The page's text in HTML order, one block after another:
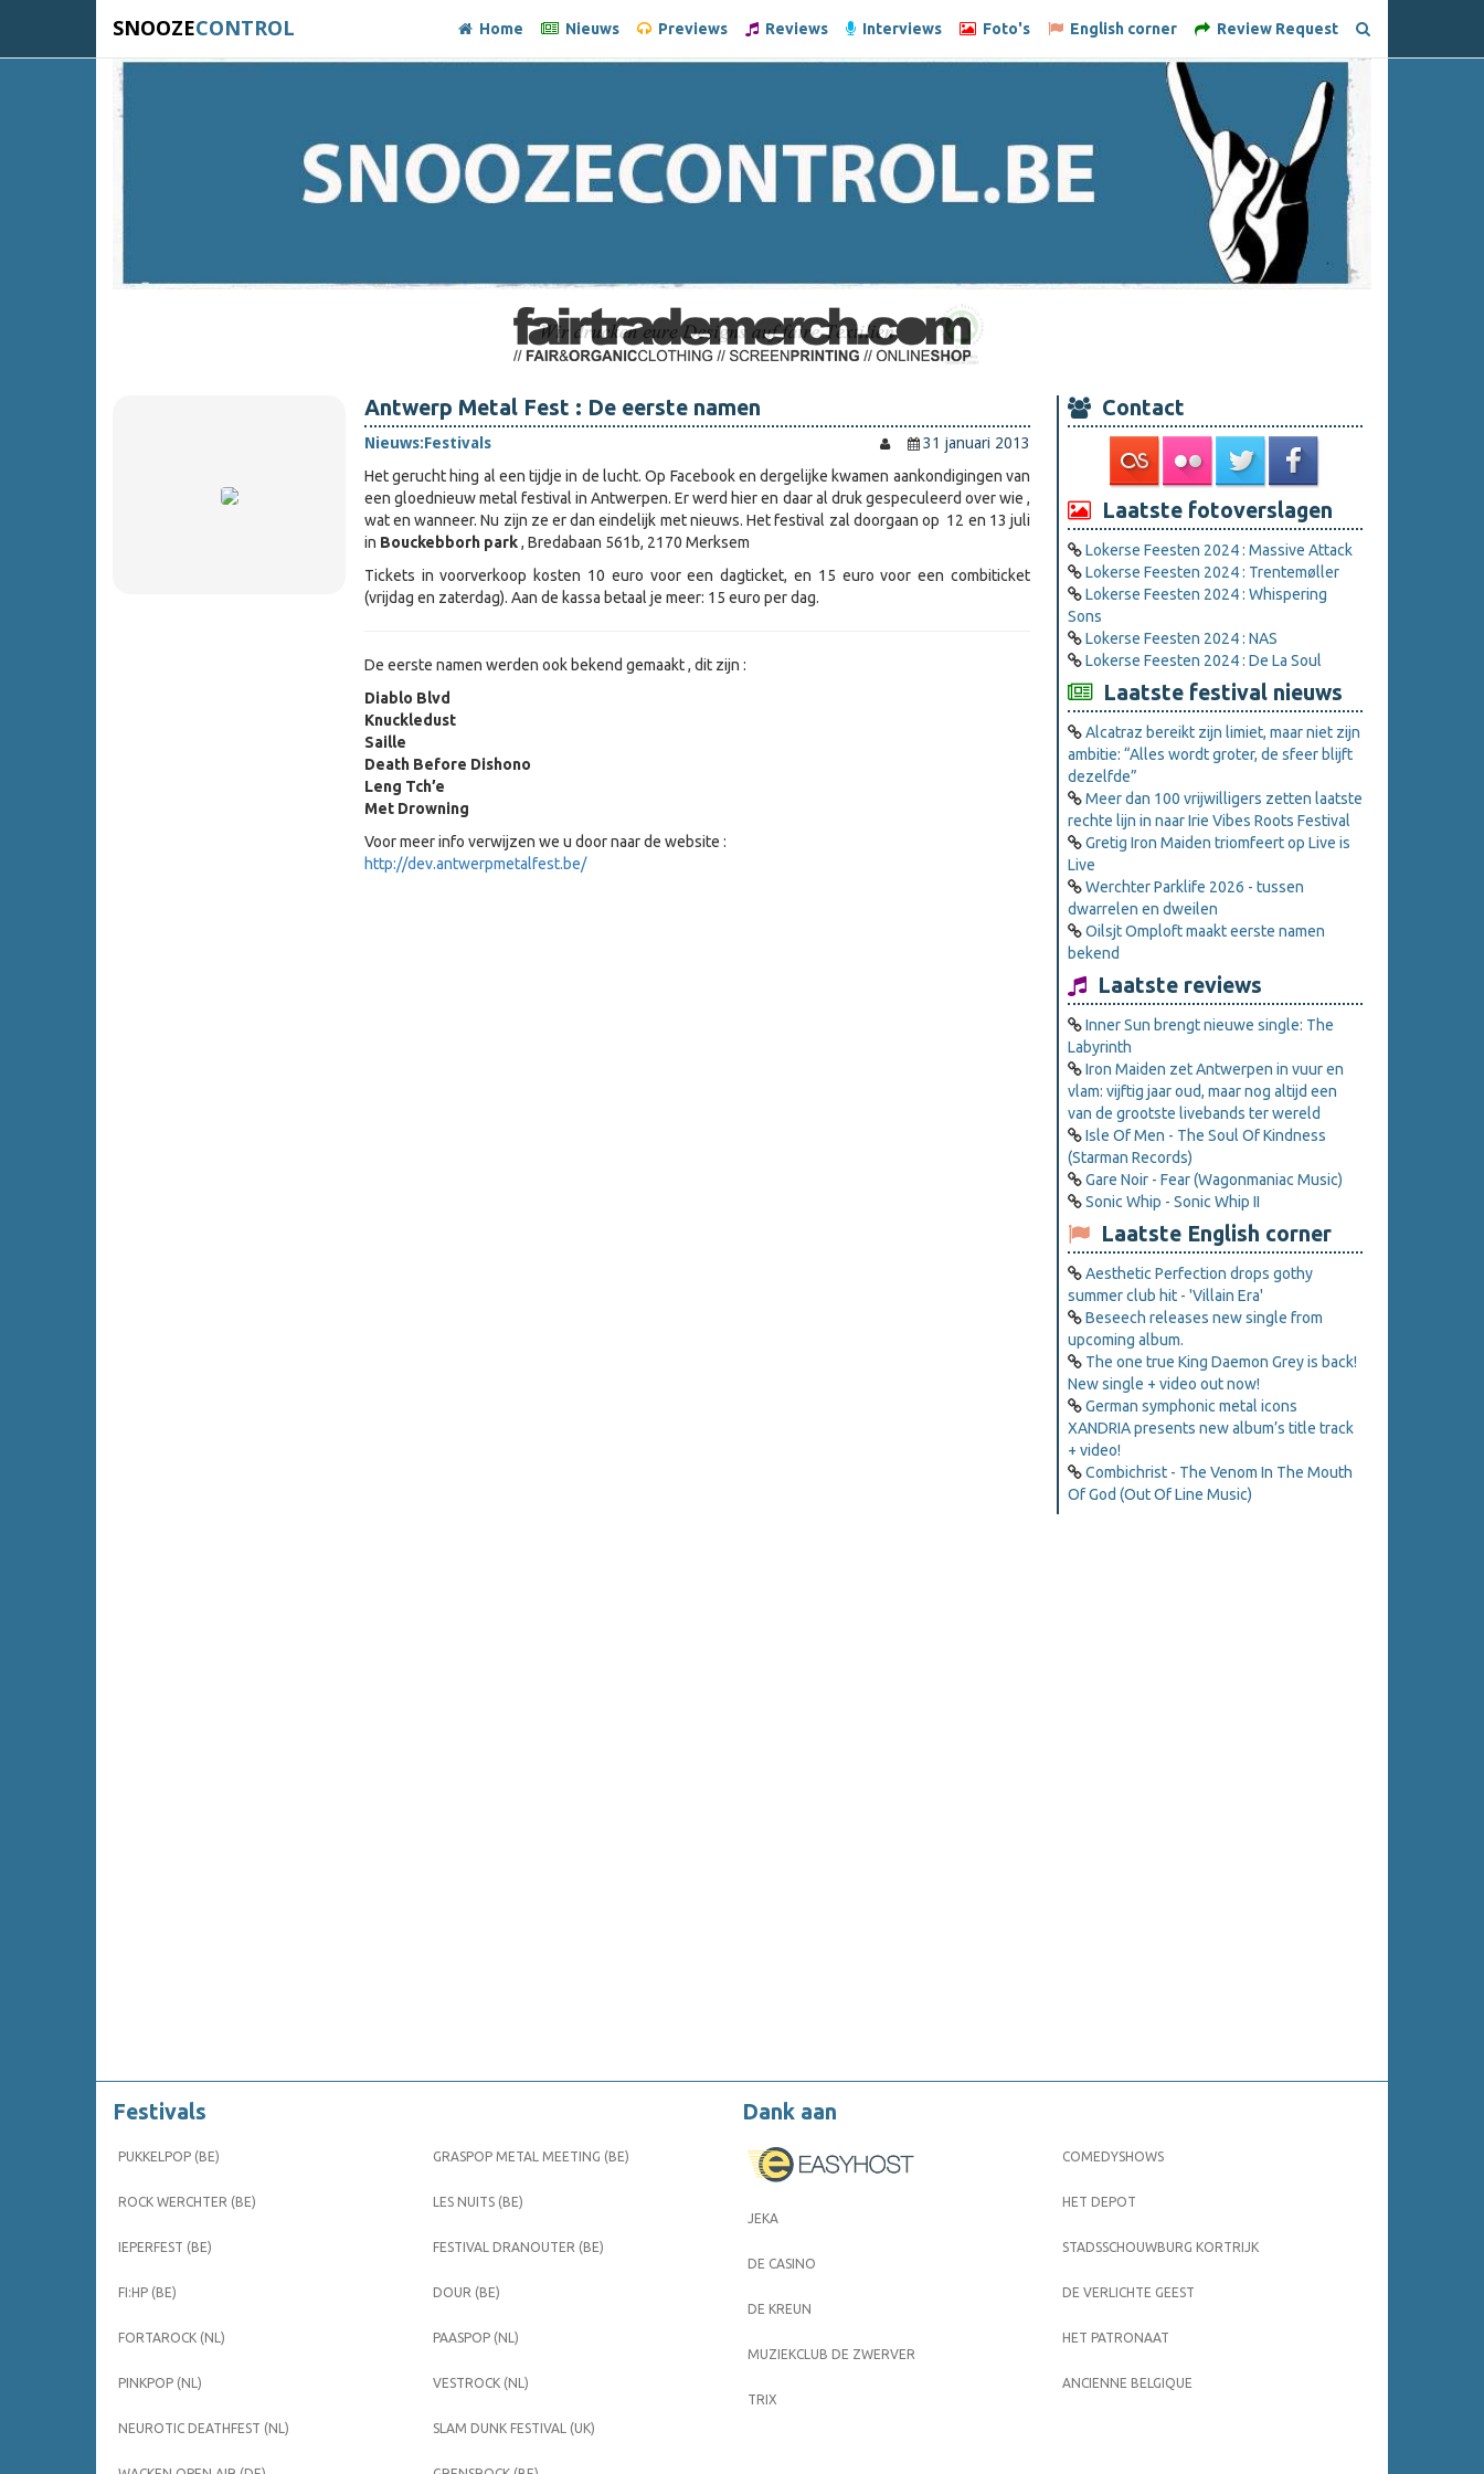
SNOOZECONTROL Home Nieuws Previews Reviews Interviews Foto's English corner Review Request
Antwerp Metal Fest : De eerste namen
Nieuws:Festivals
31 januari 2013
Het gerucht hing al een tijdje in de lucht. Op Facebook en dergelijke kwamen aankondigingen van
een gloednieuw metal festival in Antwerpen. Er werd hier en daar al druk gespeculeerd over wie ,
wat en wanneer. Nu zijn ze er dan eindelijk met nieuws. Het festival zal doorgaan op 12 en 13 juli
in Bouckebborh park, Bredabaan 561b, 2170 Merksem
Tickets in voorverkoop kosten 10 euro voor een dagticket, en 15 euro voor een combiticket
(vrijdag en zaterdag). Aan de kassa betaal je meer: 15 euro per dag.
De eerste namen werden ook bekend gemaakt , dit zijn :
Diablo Blvd
Knuckledust
Saille
Death Before Dishono
Leng Tch’e
Met Drowning
Voor meer info verwijzen we u door naar de website :
http://dev.antwerpmetalfest.be/
Contact
Laatste fotoverslagen
Lokerse Feesten 2024 : Massive Attack
Lokerse Feesten 2024 : Trentemøller
Lokerse Feesten 2024 : Whispering
Sons
Lokerse Feesten 2024 : NAS
Lokerse Feesten 2024 : De La Soul
Laatste festival nieuws
Alcatraz bereikt zijn limiet, maar niet zijn
ambitie: “Alles wordt groter, de sfeer blijft
dezelfde”
Meer dan 100 vrijwilligers zetten laatste
rechte lijn in naar Irie Vibes Roots Festival
Gretig Iron Maiden triomfeert op Live is
Live
Werchter Parklife 2026 - tussen
dwarrelen en dweilen
Oilsjt Omploft maakt eerste namen
bekend
Laatste reviews
Inner Sun brengt nieuwe single: The
Labyrinth
Iron Maiden zet Antwerpen in vuur en
vlam: vijftig jaar oud, maar nog altijd een
van de grootste livebands ter wereld
Isle Of Men - The Soul Of Kindness
(Starman Records)
Gare Noir - Fear (Wagonmaniac Music)
Sonic Whip - Sonic Whip II
Laatste English corner
Aesthetic Perfection drops gothy
summer club hit - 'Villain Era'
Beseech releases new single from
upcoming album.
The one true King Daemon Grey is back!
New single + video out now!
German symphonic metal icons
XANDRIA presents new album’s title track
+ video!
Combichrist - The Venom In The Mouth
Of God (Out Of Line Music)
Festivals
PUKKELPOP (BE)
ROCK WERCHTER (BE)
IEPERFEST (BE)
FI:HP (BE)
FORTAROCK (NL)
PINKPOP (NL)
NEUROTIC DEATHFEST (NL)
GRASPOP METAL MEETING (BE)
LES NUITS (BE)
FESTIVAL DRANOUTER (BE)
DOUR (BE)
PAASPOP (NL)
VESTROCK (NL)
SLAM DUNK FESTIVAL (UK)
Dank aan
JEKA
DE CASINO
DE KREUN
MUZIEKCLUB DE ZWERVER
TRIX
COMEDYSHOWS
HET DEPOT
STADSSCHOUWBURG KORTRIJK
DE VERLICHTE GEEST
HET PATRONAAT
ANCIENNE BELGIQUE